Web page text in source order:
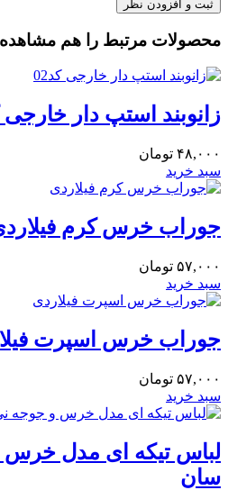
محصولات مرتبط را هم مشاهده
زانوبند استپ دار خارجی
۴۸,۰۰۰ تومان
سبد خرید
جوراب خرس کرم
۵۷,۰۰۰ تومان
سبد خرید
جوراب خرس اسپرت
۵۷,۰۰۰ تومان
سبد خرید
لباس تیکه ای مدل
سان